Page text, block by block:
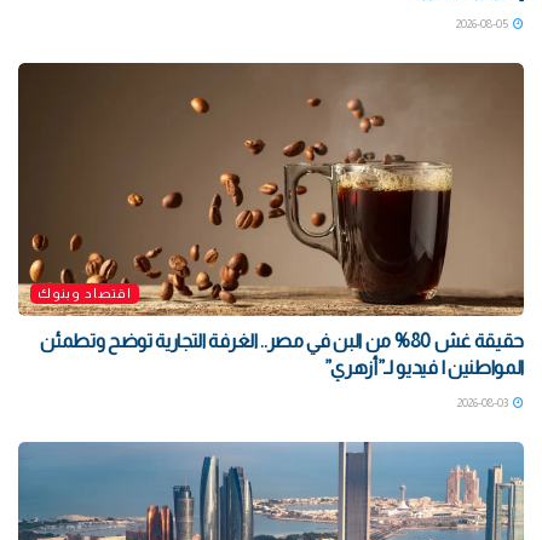
اقتصاد وبنوك
حقيقة غش 80% من البن في مصر.. الغرفة التجارية توضح وتطمئن
المواطنين | فيديو لـ”أزهري”